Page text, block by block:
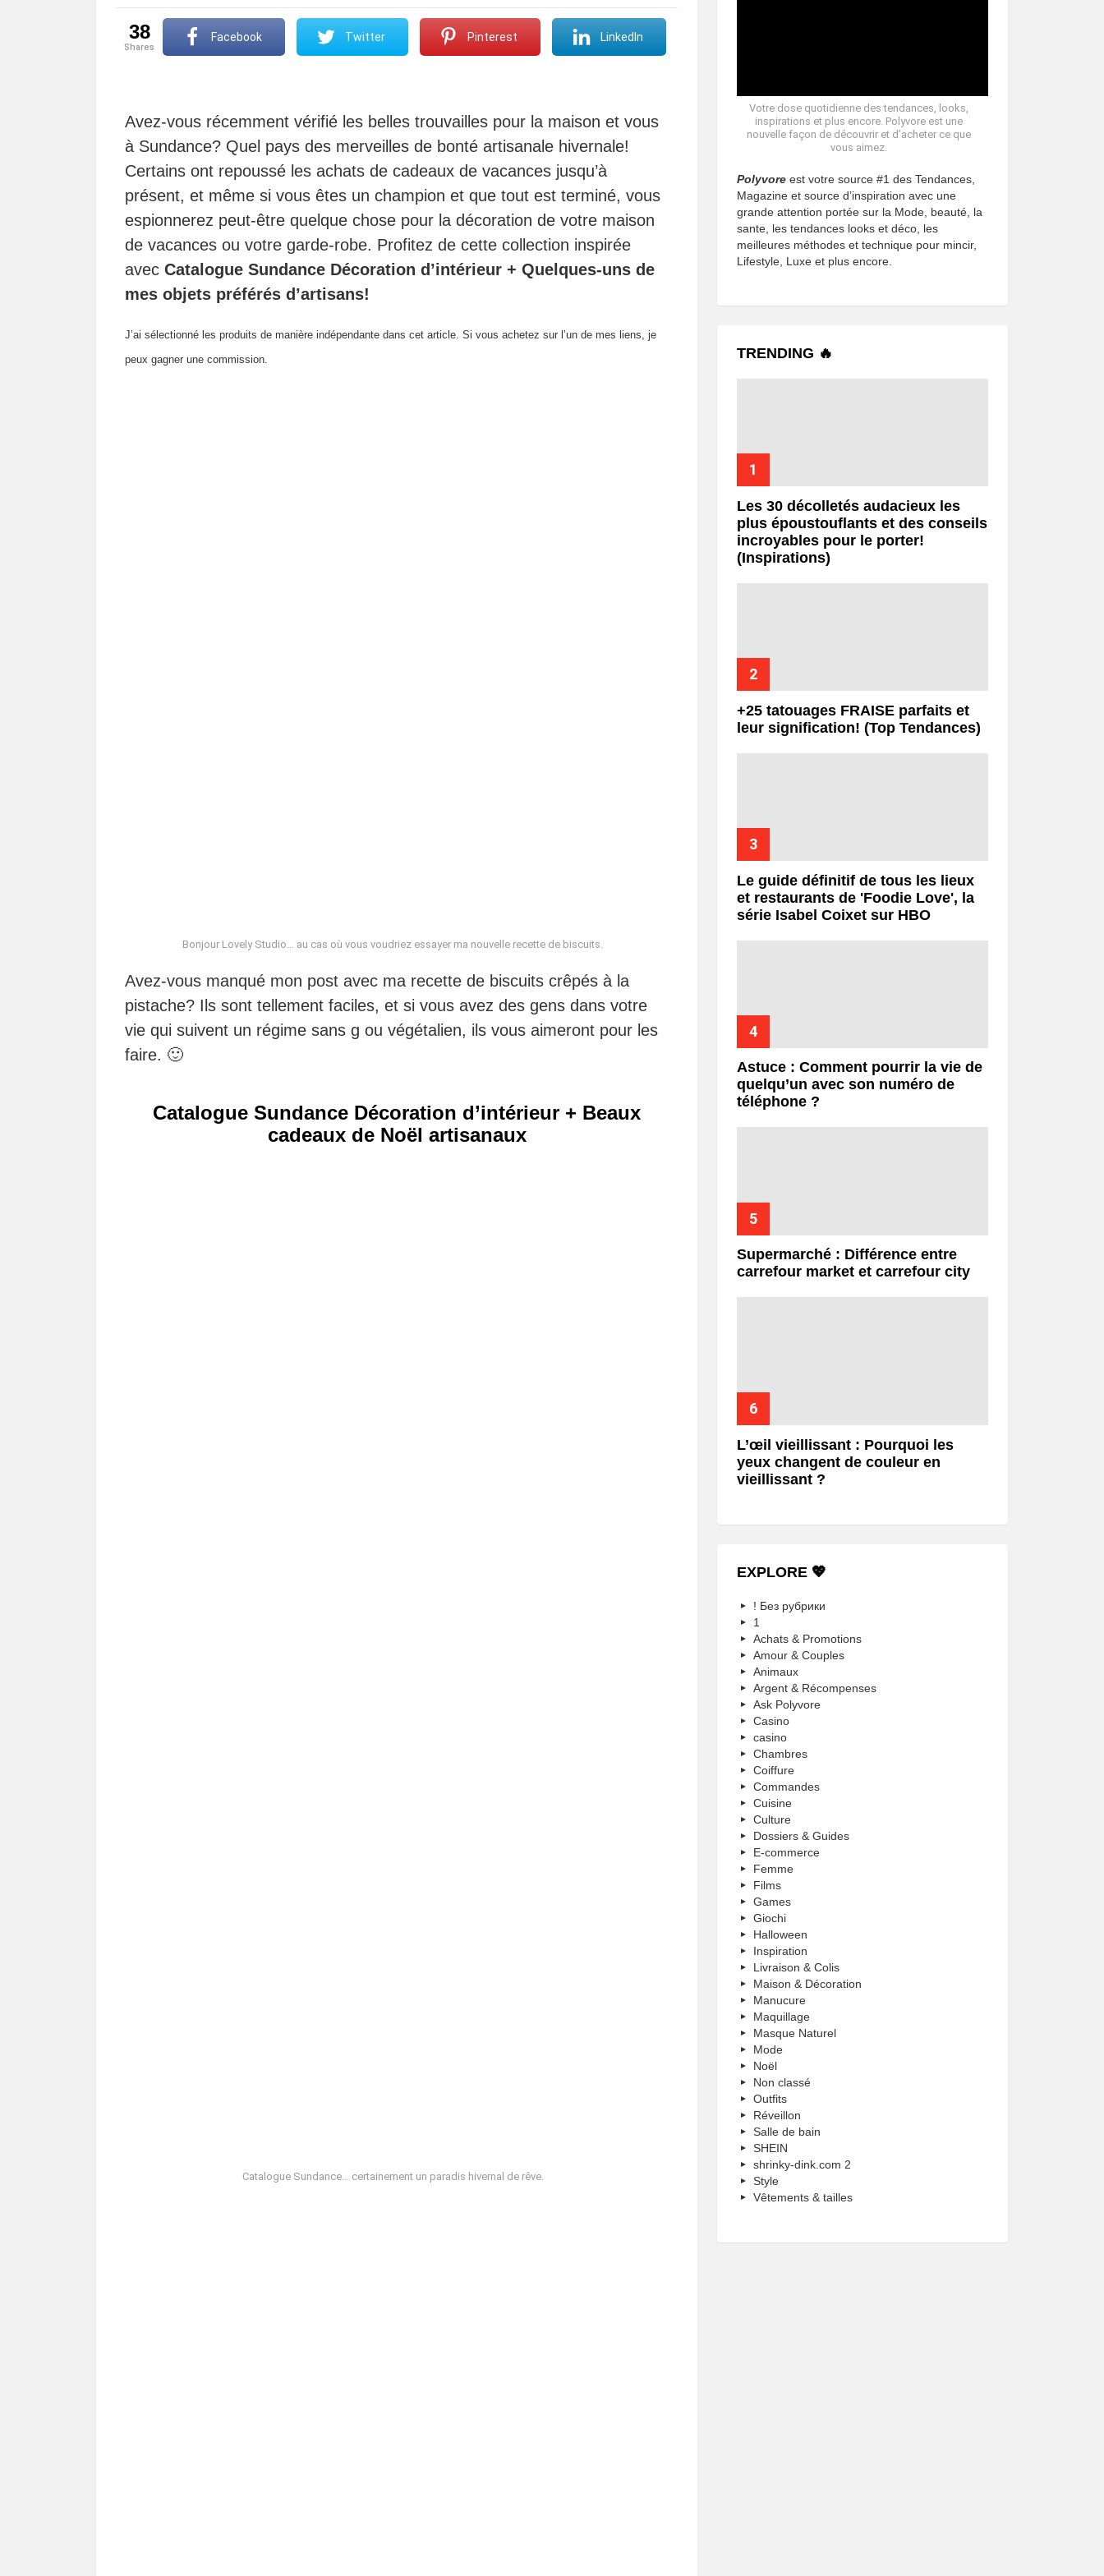
38
shares
Facebook Twitter Pinterest LinkedIn
Avez-vous récemment vérifié les belles trouvailles pour la maison et vous
à Sundance? Quel pays des merveilles de bonté artisanale hivernale!
Certains ont repoussé les achats de cadeaux de vacances jusqu’à
présent, et même si vous êtes un champion et que tout est terminé, vous
espionnerez peut-être quelque chose pour la décoration de votre maison
de vacances ou votre garde-robe. Profitez de cette collection inspirée
avec Catalogue Sundance Décoration d’intérieur + Quelques-uns de
mes objets préférés d’artisans!
J’ai sélectionné les produits de manière indépendante dans cet article. Si vous achetez sur l’un de mes liens, je
peux gagner une commission.
Bonjour Lovely Studio… au cas où vous voudriez essayer ma nouvelle recette de biscuits.
Avez-vous manqué mon post avec ma recette de biscuits crêpés à la
pistache? Ils sont tellement faciles, et si vous avez des gens dans votre
vie qui suivent un régime sans g ou végétalien, ils vous aimeront pour les
faire. 🙂
Catalogue Sundance Décoration d’intérieur + Beaux
cadeaux de Noël artisanaux
Catalogue Sundance… certainement un paradis hivernal de rêve.
Votre dose quotidienne des tendances, looks,
inspirations et plus encore. Polyvore est une
nouvelle façon de découvrir et d’acheter ce que
vous aimez.
Polyvore est votre source #1 des Tendances,
Magazine et source d’inspiration avec une
grande attention portée sur la Mode, beauté, la
sante, les tendances looks et déco, les
meilleures méthodes et technique pour mincir,
Lifestyle, Luxe et plus encore.
TRENDING 🔥
Les 30 décolletés audacieux les
plus époustouflants et des conseils
incroyables pour le porter!
(Inspirations)
+25 tatouages ​​FRAISE parfaits et
leur signification! (Top Tendances)
Le guide définitif de tous les lieux
et restaurants de 'Foodie Love', la
série Isabel Coixet sur HBO
Astuce : Comment pourrir la vie de
quelqu’un avec son numéro de
téléphone ?
Supermarché : Différence entre
carrefour market et carrefour city
L’œil vieillissant : Pourquoi les
yeux changent de couleur en
vieillissant ?
EXPLORE 💖
! Без рубрики
1
Achats & Promotions
Amour & Couples
Animaux
Argent & Récompenses
Ask Polyvore
Casino
casino
Chambres
Coiffure
Commandes
Cuisine
Culture
Dossiers & Guides
E-commerce
Femme
Films
Games
Giochi
Halloween
Inspiration
Livraison & Colis
Maison & Décoration
Manucure
Maquillage
Masque Naturel
Mode
Noël
Non classé
Outfits
Réveillon
Salle de bain
SHEIN
shrinky-dink.com 2
Style
Vêtements & tailles